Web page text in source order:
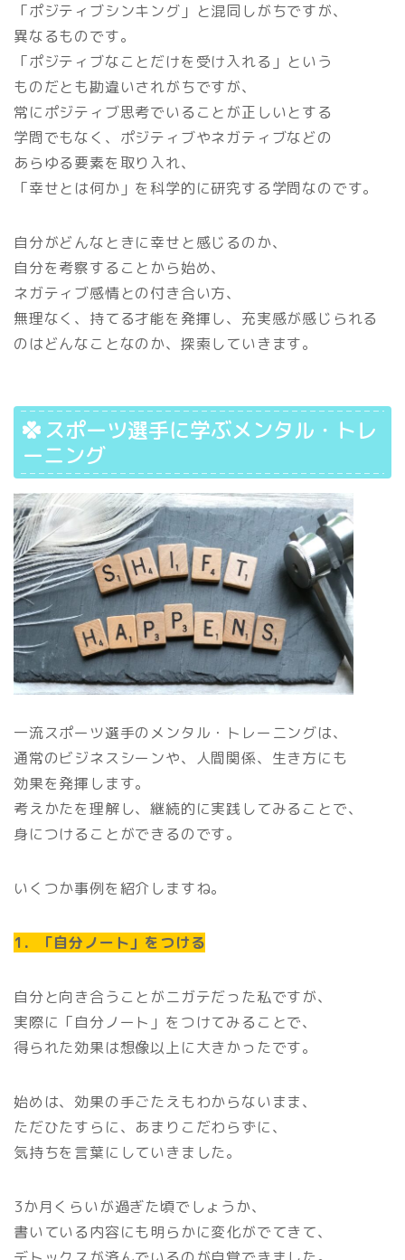
「ポジティブシンキング」と混同しがちですが、
異なるものです。
「ポジティブなことだけを受け入れる」という
ものだとも勘違いされがちですが、
常にポジティブ思考でいることが正しいとする
学問でもなく、ポジティブやネガティブなどの
あらゆる要素を取り入れ、
「幸せとは何か」を科学的に研究する学問なのです。
自分がどんなときに幸せと感じるのか、
自分を考察することから始め、
ネガティブ感情との付き合い方、
無理なく、持てる才能を発揮し、充実感が感じられる
のはどんなことなのか、探索していきます。
スポーツ選手に学ぶメンタル・トレ
ーニング
一流スポーツ選手のメンタル・トレーニングは、
通常のビジネスシーンや、人間関係、生き方にも
効果を発揮します。
考えかたを理解し、継続的に実践してみることで、
身につけることができるのです。
いくつか事例を紹介しますね。
1．「自分ノート」をつける
自分と向き合うことがニガテだった私ですが、
実際に「自分ノート」をつけてみることで、
得られた効果は想像以上に大きかったです。
始めは、効果の手ごたえもわからないまま、
ただひたすらに、あまりこだわらずに、
気持ちを言葉にしていきました。
3か月くらいが過ぎた頃でしょうか、
書いている内容にも明らかに変化がでてきて、